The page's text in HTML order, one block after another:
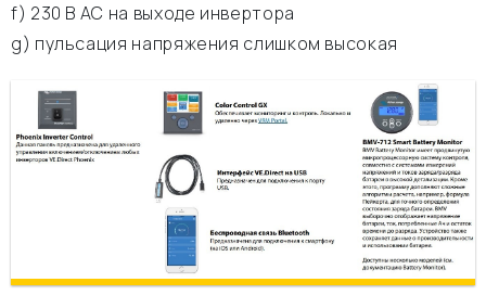
f) 230 В АС на выходе инвертора
g) пульсация напряжения слишком высокая